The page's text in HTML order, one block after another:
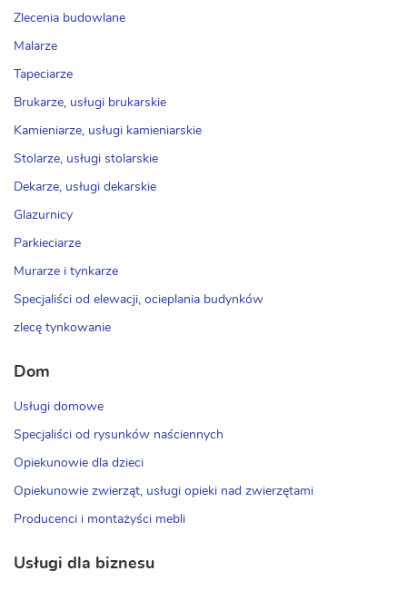
Zlecenia budowlane
Malarze
Tapeciarze
Brukarze, usługi brukarskie
Kamieniarze, usługi kamieniarskie
Stolarze, usługi stolarskie
Dekarze, usługi dekarskie
Glazurnicy
Parkieciarze
Murarze i tynkarze
Specjaliści od elewacji, ocieplania budynków
zlecę tynkowanie
Dom
Usługi domowe
Specjaliści od rysunków naściennych
Opiekunowie dla dzieci
Opiekunowie zwierząt, usługi opieki nad zwierzętami
Producenci i montażyści mebli
Usługi dla biznesu